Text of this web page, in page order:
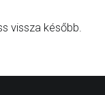
vissza később.